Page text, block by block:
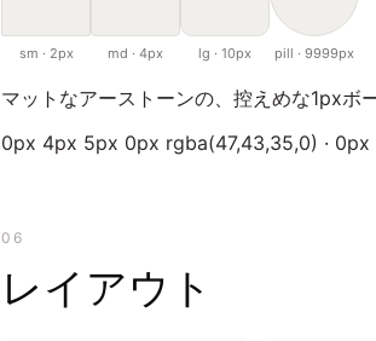
sm · 2px md · 4px lg · 10px pill · 9999px
マットなアーストーンの、控えめな1pxボ
0px 4px 5px 0px rgba(47,43,35,0) ·
06
レイアウト